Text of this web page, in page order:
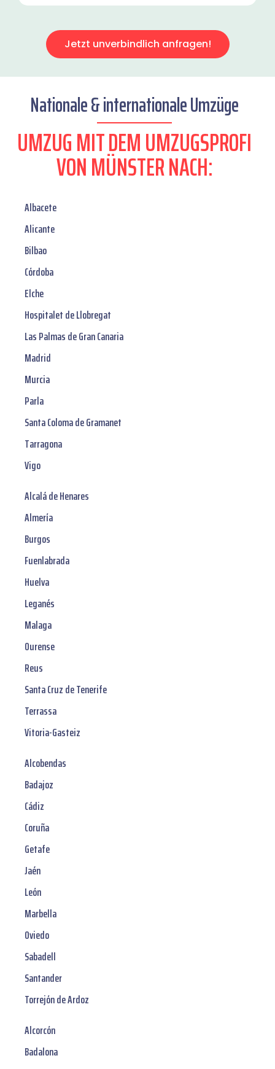
Jetzt unverbindlich anfragen!
Nationale & internationale Umzüge
UMZUG MIT DEM UMZUGSPROFI
VON MÜNSTER NACH:
Albacete
Alicante
Bilbao
Córdoba
Elche
Hospitalet de Llobregat
Las Palmas de Gran Canaria
Madrid
Murcia
Parla
Santa Coloma de Gramanet
Tarragona
Vigo
Alcalá de Henares
Almería
Burgos
Fuenlabrada
Huelva
Leganés
Malaga
Ourense
Reus
Santa Cruz de Tenerife
Terrassa
Vitoria-Gasteiz
Alcobendas
Badajoz
Cádiz
Coruña
Getafe
Jaén
León
Marbella
Oviedo
Sabadell
Santander
Torrejón de Ardoz
Alcorcón
Badalona